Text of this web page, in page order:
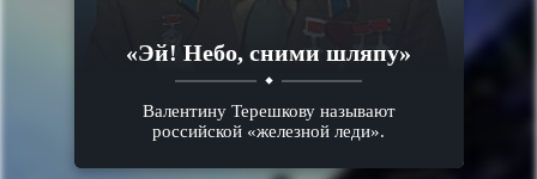
«Эй! Небо, сними шляпу»
Валентину Терешкову называют
российской «железной леди».